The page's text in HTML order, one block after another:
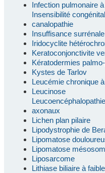
Infection pulmonaire
Insensibilité
canalopathie
Insuffisance surrénale
Iridocyclite
Keratoconjonctivite
Kératodermies
Kystes de Tarlov
Leucémie chronique
Leucinose
axonaux
Lichen plan pilaire
Lipodystrophie de
Lipomatose
Lipomatose
Liposarcome
Lithiase biliaire à